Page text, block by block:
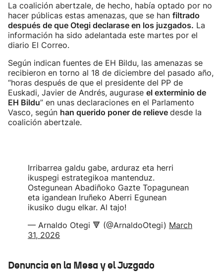
La coalición abertzale, de hecho, había optado por no
hacer públicas estas amenazas, que se han filtrado
después de que Otegi declarase en los juzgados. La
información ha sido adelantada este martes por el
diario El Correo.
Según indican fuentes de EH Bildu, las amenazas se
recibieron en torno al 18 de diciembre del pasado año,
“horas después de que el presidente del PP de
Euskadi, Javier de Andrés, augurase el exterminio de
EH Bildu” en unas declaraciones en el Parlamento
Vasco, según han querido poner de relieve desde la
coalición abertzale.
Irribarrea galdu gabe, arduraz eta herri
ikuspegi estrategikoa mantenduz.
Ostegunean Abadiñoko Gazte Topagunean
eta igandean Iruñeko Aberri Egunean
ikusiko dugu elkar. Al tajo!
— Arnaldo Otegi 🔻 (@ArnaldoOtegi) March
31, 2026
Denuncia en la Mesa y el Juzgado